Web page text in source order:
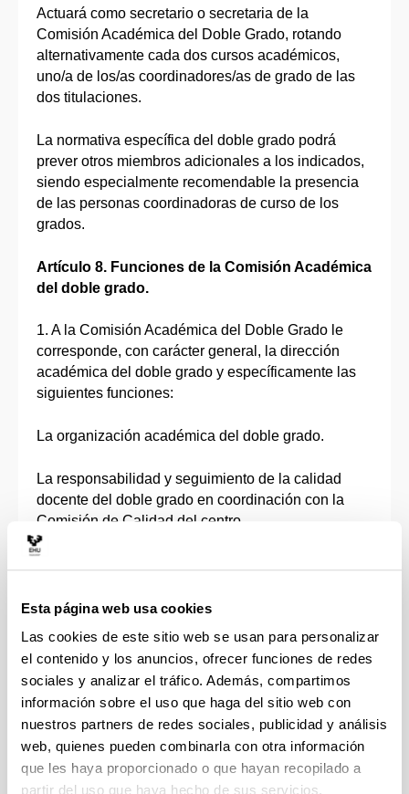
Esta página web usa cookies
Las cookies de este sitio web se usan para personalizar
el contenido y los anuncios, ofrecer funciones de redes
sociales y analizar el tráfico. Además, compartimos
información sobre el uso que haga del sitio web con
nuestros partners de redes sociales, publicidad y análisis
web, quienes pueden combinarla con otra información
que les haya proporcionado o que hayan recopilado a
partir del uso que haya hecho de sus servicios.
Actuará como secretario o secretaria de la
Comisión Académica del Doble Grado, rotando
alternativamente cada dos cursos académicos,
uno/a de los/as coordinadores/as de grado de las
dos titulaciones.
La normativa específica del doble grado podrá
prever otros miembros adicionales a los indicados,
siendo especialmente recomendable la presencia
de las personas coordinadoras de curso de los
grados.
Artículo 8. Funciones de la Comisión Académica
del doble grado.
1. A la Comisión Académica del Doble Grado le
corresponde, con carácter general, la dirección
académica del doble grado y específicamente las
siguientes funciones:
La organización académica del doble grado.
La responsabilidad y seguimiento de la calidad
docente del doble grado en coordinación con la
Comisión de Calidad del centro.
convocada por su presidente/a. Así mismo, se
tres miembros de la Comisión Académica.
3. La Comisión Académica del Doble Grado
intentará adoptar sus decisiones por unanimidad, y
si no fuera posible, la cuestión sería sometida a
resolución del decano o decana, director o directora
del centro responsable del doble grado.